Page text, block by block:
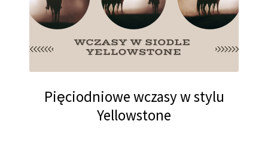
Pięciodniowe wczasy w stylu
Yellowstone